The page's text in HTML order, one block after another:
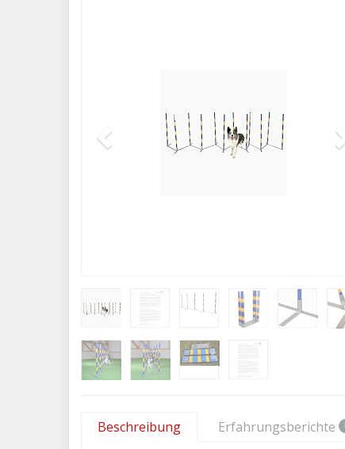
Beschreibung Erfahrungsberichte